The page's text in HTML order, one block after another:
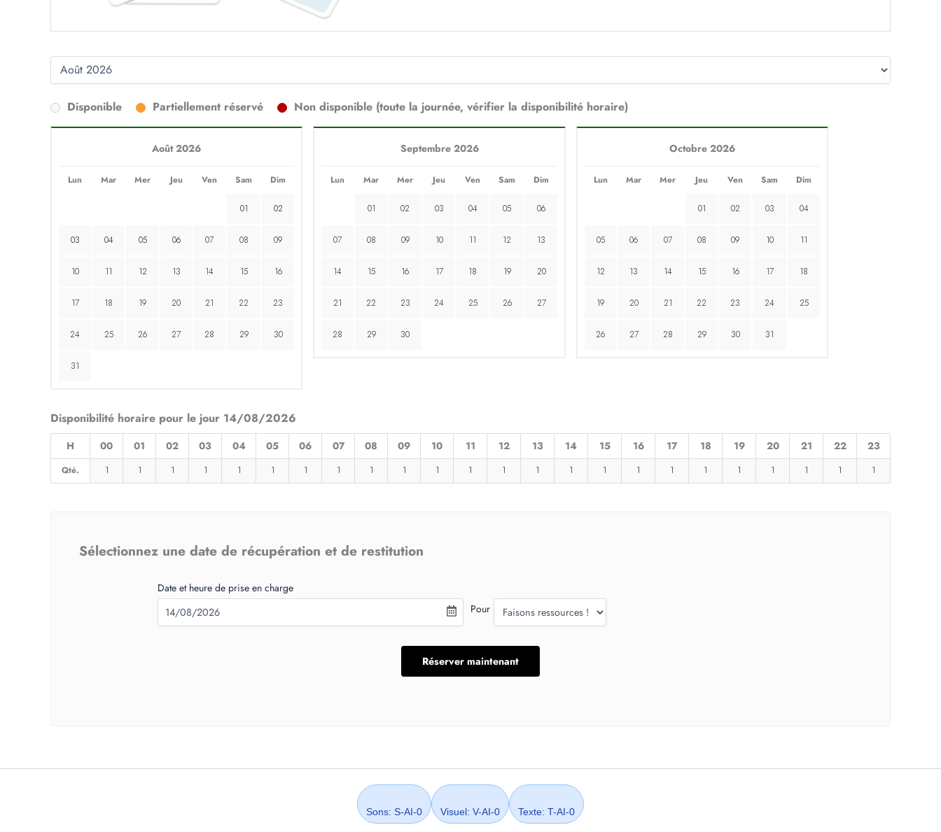
Disponible Partiellement réservé Non disponible (toute la journée, vérifier la disponibilité horaire)
Août 2026
Lun Mar Mer Jeu Ven Sam Dim
01 02
03 04 05 06 07 08 09
10 11 12 13 14 15 16
17 18 19 20 21 22 23
24 25 26 27 28 29 30
31
Septembre 2026
Lun Mar Mer Jeu Ven Sam Dim
01 02 03 04 05 06
07 08 09 10 11 12 13
14 15 16 17 18 19 20
21 22 23 24 25 26 27
28 29 30
Octobre 2026
Lun Mar Mer Jeu Ven Sam Dim
01 02 03 04
05 06 07 08 09 10 11
12 13 14 15 16 17 18
19 20 21 22 23 24 25
26 27 28 29 30 31
Disponibilité horaire pour le jour 14/08/2026
H 00 01 02 03 04 05 06 07 08 09 10 11 12 13 14 15 16 17 18 19 20 21 22 23
Qté. 1 1 1 1 1 1 1 1 1 1 1 1 1 1 1 1 1 1 1 1 1 1 1 1
Sélectionnez une date de récupération et de restitution
Date et heure de prise en charge
Pour
Sons: S-AI-0 Visuel: V-AI-0 Texte: T-AI-0